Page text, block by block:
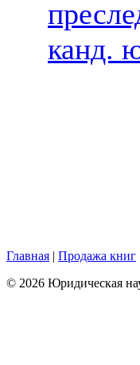
канд.
Главная | Продажа книг
© 2026 Юридическая